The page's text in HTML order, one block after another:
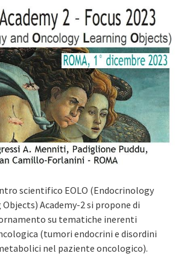
scientifico EOLO (Endocrinology
Academy-2 si propone di
su tematiche inerenti
(tumori endocrini e disordini
nel paziente oncologico).